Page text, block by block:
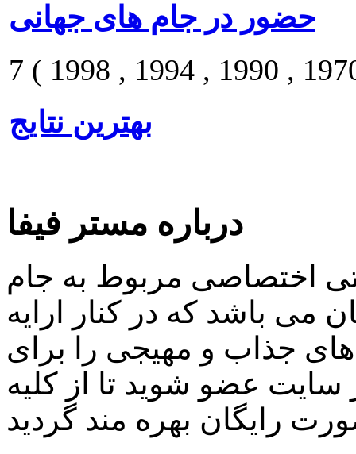
حضور در جام های جهانی
بهترین نتایج
درباره مستر فیفا
اختصاصی مربوط به جام
می باشد که در کنار ارایه
جذاب و مهیجی را برای
عضو شوید تا از کلیه